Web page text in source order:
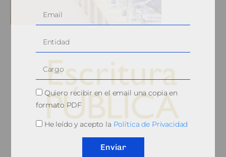
Quiero recibir en el email una copia en
formato PDF
He leído y acepto la Política de Privacidad
Enviar